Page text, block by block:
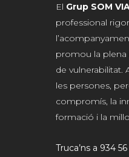
El Grup SOM
professional
promou la plena
de vulnerabilitat.
les persones,
compromís, la
formació i la
Truca’ns a 934